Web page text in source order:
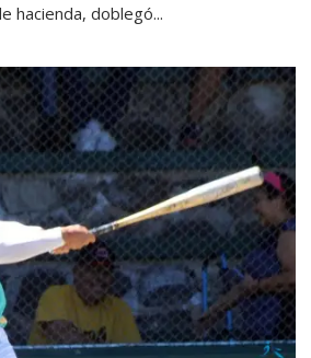
hacienda, doblegó...